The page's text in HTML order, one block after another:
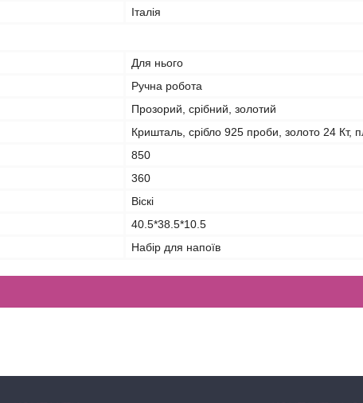
Італія
Для нього
Ручна робота
Прозорий, срібний, золотий
Кришталь, срібло 925 проби, золото 24 Кт,
850
360
Віскі
40.5*38.5*10.5
Набір для напоїв